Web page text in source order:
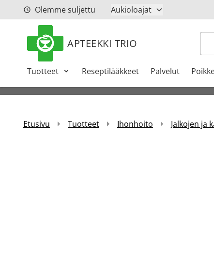
Siirry sisältöönOlemme suljettu Aukioloajat
APTEEKKI TRIO Haku
Tuotteet Reseptilääkkeet Palvelut
Etusivu Tuotteet Ihonhoito Jalkojen ja